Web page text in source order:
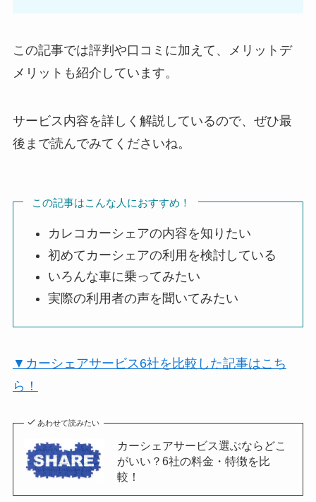
この記事では評判や口コミに加えて、メリットデ
メリットも紹介しています。
サービス内容を詳しく解説しているので、ぜひ最
後まで読んでみてくださいね。
この記事はこんな人におすすめ！
カレコカーシェアの内容を知りたい
初めてカーシェアの利用を検討している
いろんな車に乗ってみたい
実際の利用者の声を聞いてみたい
▼カーシェアサービス6社を比較した記事はこち
ら！
あわせて読みたい
カーシェアサービス選ぶならどこ
がいい？6社の料金・特徴を比
較！